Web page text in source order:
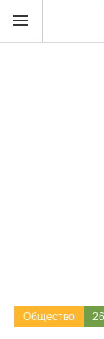
Общество